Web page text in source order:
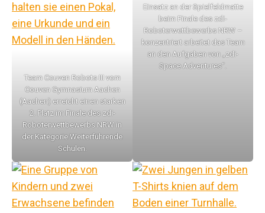
Team Couven Robots III vom
Couven Gymnasium Aachen
(Aachen) erreicht einen starken
2. Platz im Finale des zdi-
Roboterwettbewerbs NRW in
der Kategorie Weiterführende
Schulen.
Einsatz an der Spielfeldmatte
beim Finale des zdi-
Roboterwettbewerbs NRW –
konzentriert arbeitet das Team
an den Aufgaben von „zdi-
Space Adventures“.